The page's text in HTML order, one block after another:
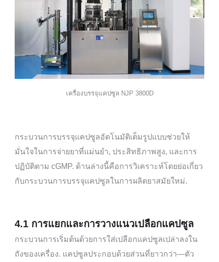
เครื่องบรรจุแคปซูล NJP 3800D
กระบวนการบรรจุแคปซูลอัตโนมัติเต็มรูปแบบช่วยให้
มั่นใจในการจ่ายยาที่แม่นยำ, ประสิทธิภาพสูง, และการ
ปฏิบัติตาม cGMP. ด้านล่างนี้คือการวิเคราะห์โดยย่อเกี่ยว
กับกระบวนการบรรจุแคปซูลในการผลิตยาสมัยใหม่.
4.1 การแยกและการวางแนวเปลือกแคปซูล
กระบวนการเริ่มต้นด้วยการใส่เปลือกแคปซูลเปล่าลงใน
ถังของเครื่อง. แคปซูลประกอบด้วยส่วนที่ยาวกว่า—ตัว